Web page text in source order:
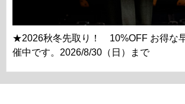
★2026秋冬先取り！ 10%OFF お得な
催中です。2026/8/30（日）まで